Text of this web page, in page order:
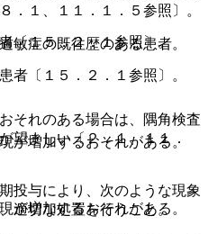
〔１５．２．１参照〕。
〔１５．２．１参照〕。
が増加するおそれがある。
が増加するおそれがある。
．１、１１．１．５参照〕。
症の既往歴のある患者。
それのある場合は、隅角検査
望ましい〔２．１、１１．
投与により、次のような現象
適切な処置を行うこと。